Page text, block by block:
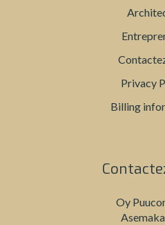
Privacy
Billing
Oy